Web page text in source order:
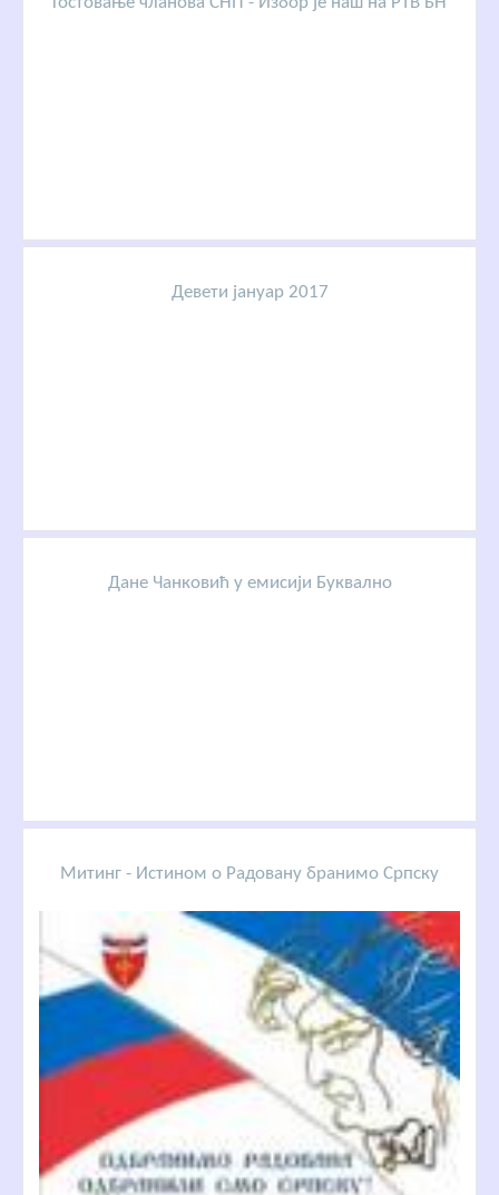
Девети јануар 2017
Дане Чанковић у емисији Буквално
Митинг - Истином о Радовану бранимо Српску